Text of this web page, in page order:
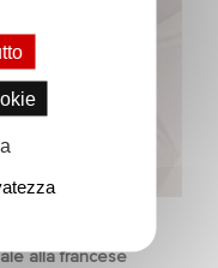
alla francese